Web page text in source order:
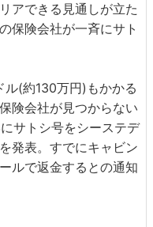
アできる見通しが立た
保険会社が一斉にサト
ル(約130万円)もかかる
険会社が見つからない
サトシ号をシーステデ
発表。すでにキャビン
ルで返金するとの通知